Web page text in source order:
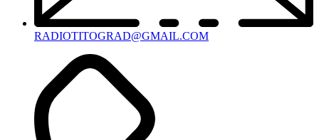
RADIOTITOGRAD@GMAIL.COM